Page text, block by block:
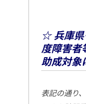
☆ 兵庫県
度障害者
助成対象
表記の通り